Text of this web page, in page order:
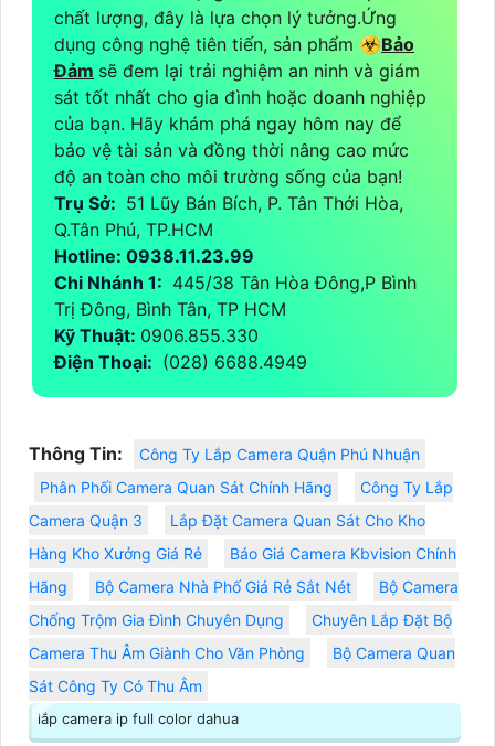
chất lượng, đây là lựa chọn lý tưởng.Ứng
dụng công nghệ tiên tiến, sản phẩm ☣️Bảo
Đảm sẽ đem lại trải nghiệm an ninh và giám
sát tốt nhất cho gia đình hoặc doanh nghiệp
của bạn. Hãy khám phá ngay hôm nay để
bảo vệ tài sản và đồng thời nâng cao mức
độ an toàn cho môi trường sống của bạn!
Trụ Sở: 51 Lũy Bán Bích, P. Tân Thới Hòa,
Q.Tân Phú, TP.HCM
Hotline: 0938.11.23.99
Chi Nhánh 1: 445/38 Tân Hòa Đông,P Bình
Trị Đông, Bình Tân, TP HCM
Kỹ Thuật: 0906.855.330
Điện Thoại: (028) 6688.4949
Thông Tin:
Công Ty Lắp Camera Quận Phú Nhuận
Phân Phối Camera Quan Sát Chính Hãng
Công Ty Lắp
Camera Quận 3
Lắp Đặt Camera Quan Sát Cho Kho
Hàng Kho Xưởng Giá Rẻ
Báo Giá Camera Kbvision Chính
Hãng
Bộ Camera Nhà Phố Giá Rẻ Sắt Nét
Bộ Camera
Chống Trộm Gia Đình Chuyên Dụng
Chuyên Lắp Đặt Bộ
Camera Thu Âm Giành Cho Văn Phòng
Bộ Camera Quan
Sát Công Ty Có Thu Âm
lắp camera ip full color dahua